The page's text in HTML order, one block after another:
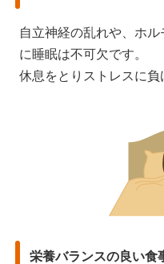
自立神経の乱れや、ホ
に睡眠は不可欠です。
休息をとりストレスに負
栄養バランスの良い食